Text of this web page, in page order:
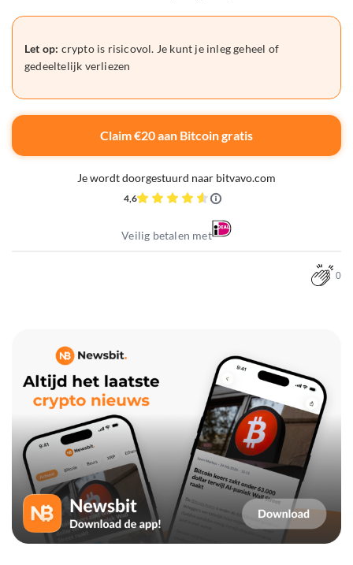
Let op: crypto is risicovol. Je kunt je inleg geheel of
gedeeltelijk verliezen
Claim €20 aan Bitcoin gratis
Je wordt doorgestuurd naar bitvavo.com
4,6
Veilig betalen met
0